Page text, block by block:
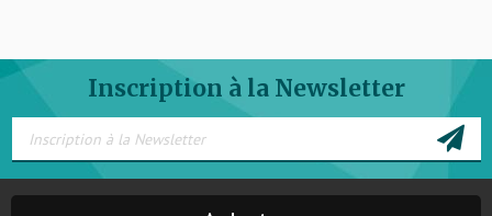
Inscription à la Newsletter